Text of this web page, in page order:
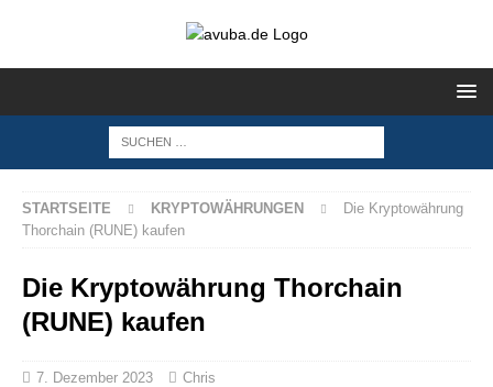
STARTSEITE KRYPTOWÄHRUNGEN
Die Kryptowährung
Thorchain (RUNE) kaufen
Die Kryptowährung Thorchain
(RUNE) kaufen
7. Dezember 2023 Chris